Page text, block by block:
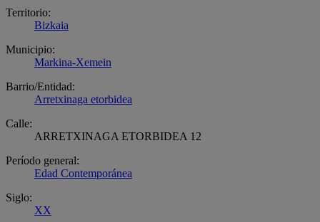
Territorio:
Bizkaia
Municipio:
Markina-Xemein
Barrio/Entidad:
Arretxinaga etorbidea
Calle:
ARRETXINAGA ETORBIDEA 12
Período general:
Edad Contemporánea
Siglo:
XX